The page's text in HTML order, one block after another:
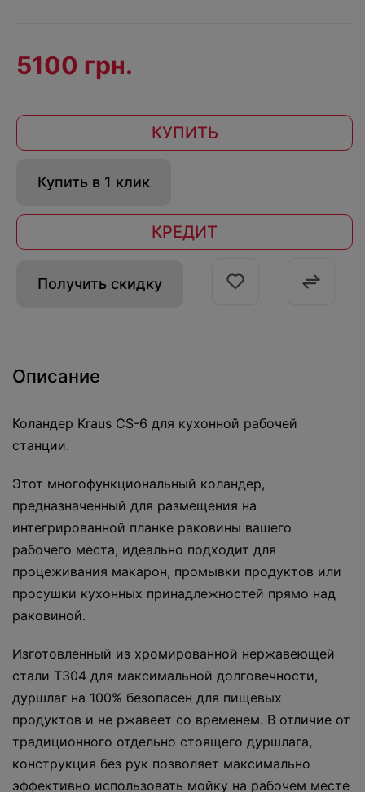
5100 грн.
КУПИТЬ
Купить в 1 клик
КРЕДИТ
Получить скидку
Описание
Коландер Kraus CS-6 для кухонной рабочей
станции.
Этот многофункциональный коландер,
предназначенный для размещения на
интегрированной планке раковины вашего
рабочего места, идеально подходит для
процеживания макарон, промывки продуктов или
просушки кухонных принадлежностей прямо над
раковиной.
Изготовленный из хромированной нержавеющей
стали T304 для максимальной долговечности,
дуршлаг на 100% безопасен для пищевых
продуктов и не ржавеет со временем. В отличие от
традиционного отдельно стоящего дуршлага,
конструкция без рук позволяет максимально
эффективно использовать мойку на рабочем месте